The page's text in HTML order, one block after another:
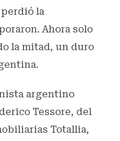
perdió la
Ahora solo
la mitad, un duro
argentino
Tessore, del
Totallia,